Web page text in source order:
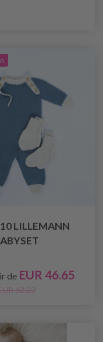
LILLEMANN
de EUR 46.65
62.20